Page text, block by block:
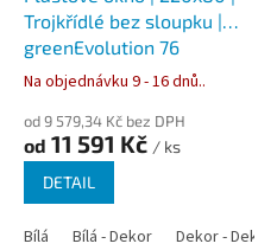
Trojkřídlé bez sloupku |
greenEvolution 76
Na objednávku 9 - 16 dnů..
od 9 579,34 Kč bez DPH
od 11 591 Kč / ks
DETAIL
Bílá Bílá - Dekor Dekor - Dekor